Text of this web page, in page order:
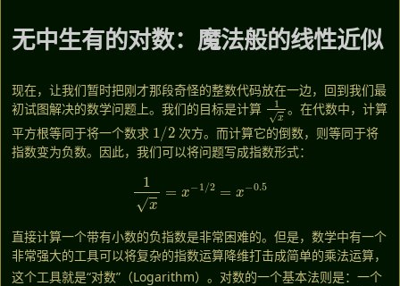
无中生有的对数：魔法般的线性近似
现在，让我们暂时把刚才那段奇怪的整数代码放在一边，回到我们最
初试图解决的数学问题上。我们的目标是计算
1x
。在代数中，计算
平方根等同于将一个数求
/2
次方。而计算它的倒数，则等同于将
指数变为负数。因此，我们可以将问题写成指数形式：
1
直接计算一个带有小数的负指数是非常困难的。但是，数学中有一个
非常强大的工具可以将复杂的指数运算降维打击成简单的乘法运算，
这个工具就是“对数”（Logarithm） 。对数的一个基本法则是：一个